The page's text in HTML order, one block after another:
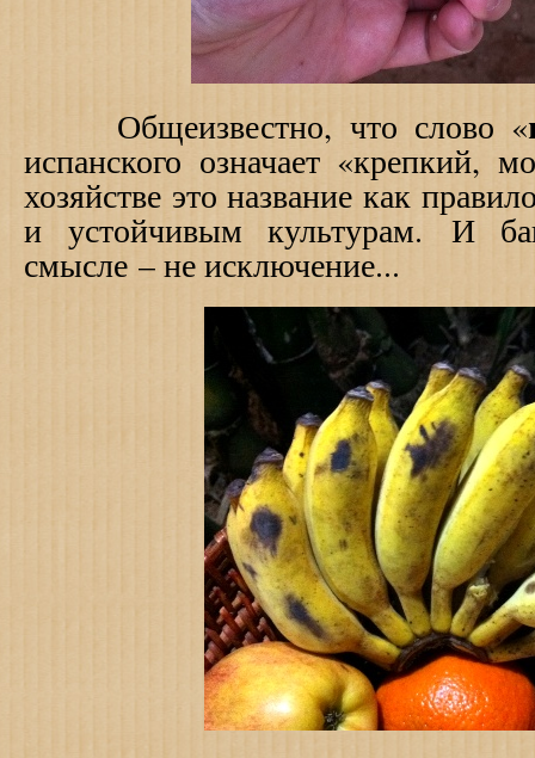
Общеизвестно, что слово «
испанского означает «крепкий,
хозяйстве это название как
и устойчивым культурам. И
смысле – не исключение...